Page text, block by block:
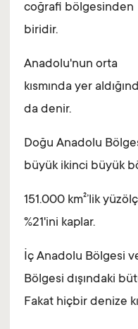
coğrafi bölgesinden
biridir.
Anadolu'nun orta
kısmında yer
da denir.
Doğu Anadolu
büyük ikinci büyük
151.000 km²’lik
%21'ini kaplar.
İç Anadolu Bölgesi
Bölgesi dışındaki
Fakat hiçbir denize